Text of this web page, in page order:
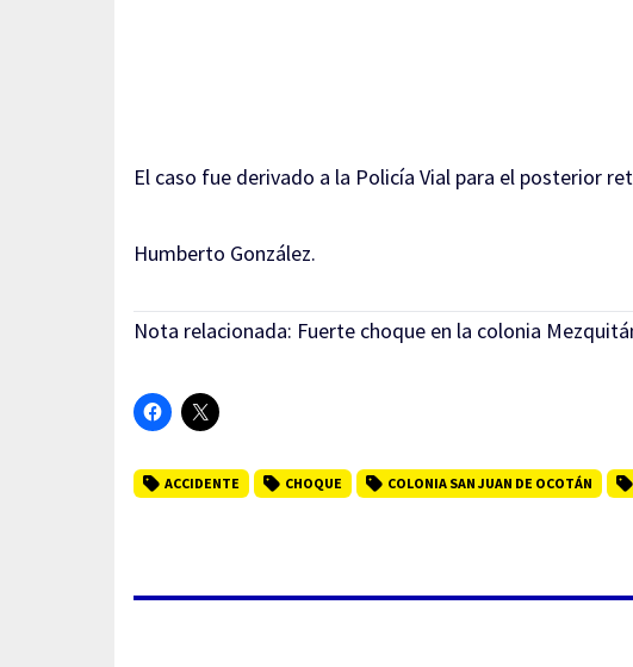
El caso fue derivado a la Policía Vial para el posterior
Humberto González.
Nota relacionada: Fuerte choque en la colonia
ACCIDENTE CHOQUE COLONIA SAN JUAN DE OCOTÁN